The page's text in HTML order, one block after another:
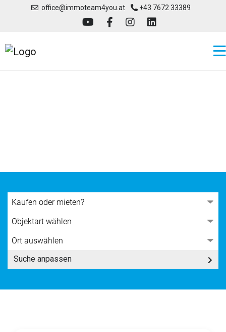
office@immoteam4you.at +43 7672 33389
Suche anpassen